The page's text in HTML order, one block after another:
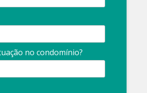
profissional:
cuidado com as
propagandas
no condomínio?